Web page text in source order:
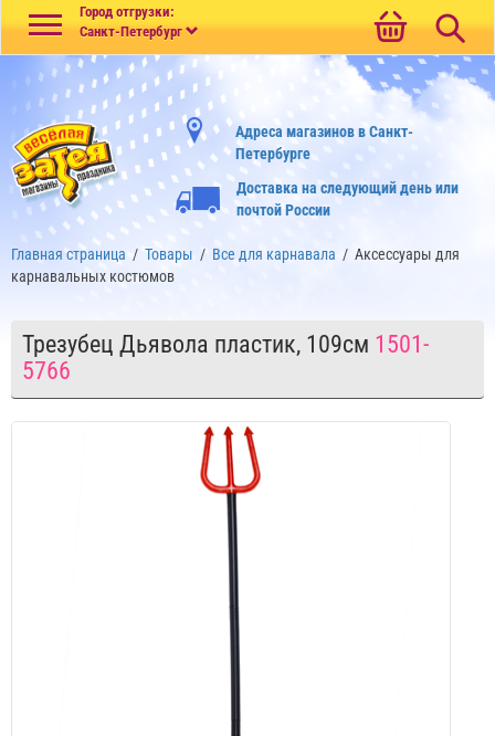
Город отгрузки:
Санкт-Петербург
Адреса магазинов в Санкт-
Петербурге
Доставка на следующий день или
почтой России
Главная страница / Товары / Все для карнавала / Аксессуары для
карнавальных костюмов
Трезубец Дьявола пластик, 109см 1501-
5766